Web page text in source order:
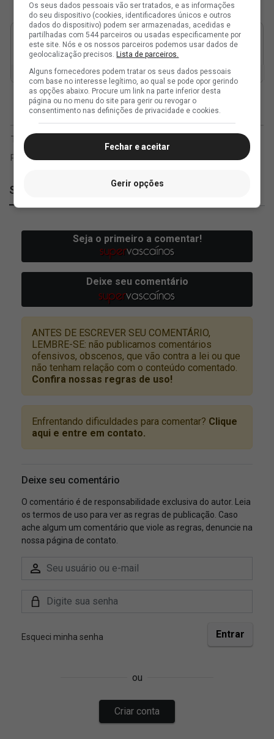
SuperVasco
Os seus dados pessoais vão ser tratados, e as informações
do seu dispositivo (cookies, identificadores únicos e outros
dados do dispositivo) podem ser armazenadas, acedidas e
partilhadas com 544 parceiros ou usadas especificamente por
este site. Nós e os nossos parceiros podemos usar dados de
geolocalização precisos.Lista de parceiros.
Alguns fornecedores podem tratar os seus dados pessoais
com base no interesse legítimo, ao qual se pode opor gerindo
as opções abaixo. Procure um link na parte inferior desta
página ou no menu do site para gerir ou revogar o
consentimento nas definições de privacidade e cookies.
Fechar e aceitar
Gerir opções